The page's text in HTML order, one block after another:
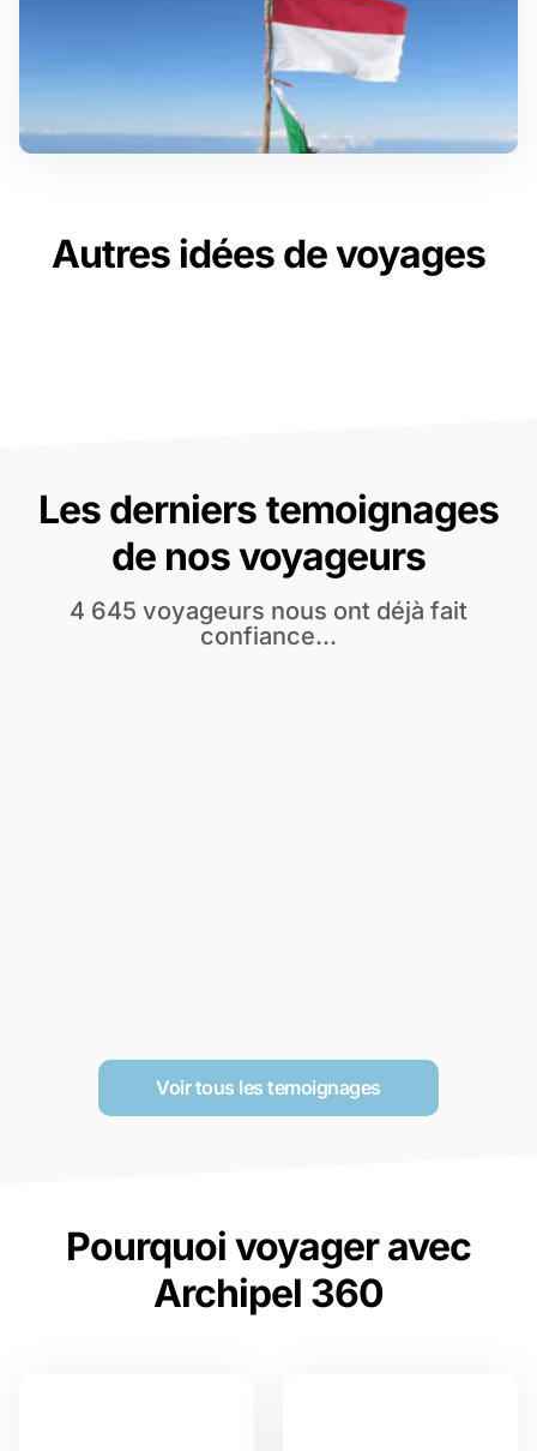
Autres idées de voyages
Les derniers temoignages
de nos voyageurs
4 645 voyageurs nous ont déjà fait
confiance...
Voir tous les temoignages
Pourquoi voyager avec
Archipel 360